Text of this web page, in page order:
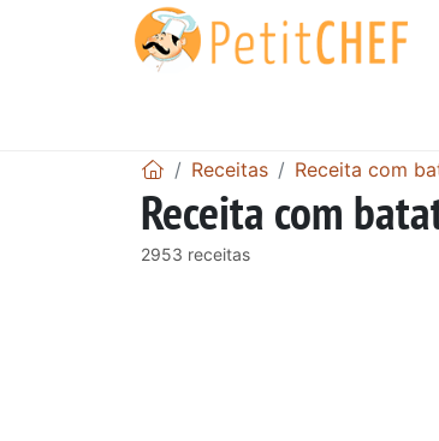
Receitas Receita com
Receita com
2953 receitas